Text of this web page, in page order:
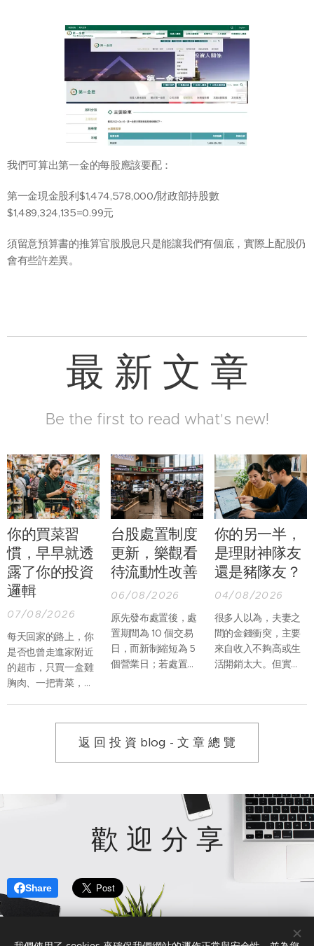
我們可算出第一金的每股應該要配：
第一金現金股利$1,474,578,000/財政部持股數
$1,489,324,135=0.99元
須留意預算書的推算官股股息只是能讓我們有個底，實際上配股仍
會有些許差異。
最 新 文 章
Be the first to read what's new!
你的買菜習
慣，早早就透
露了你的投資
邏輯
07/08/2026
每天回家的路上，你
是否也曾走進家附近
的超市，只買一盒雞
胸肉、一把青菜，再
買滿整週食材的畫
面，似乎正在慢慢改
台股處置制度
更新，樂觀看
待流動性改善
06/08/2026
原先發布處置後，處
置期間為 10 個交易
日，而新制縮短為 5
個營業日；若處置期
12 個營業日縮短為僅
延長至 7 個營業日。
你的另一半，
是理財神隊友
還是豬隊友？
04/08/2026
很多人以為，夫妻之
間的金錢衝突，主要
來自收入不夠高或生
活開銷太大。但實際
個人不知道該如何一
起管理錢。
返 回 投 資 blog - 文 章 總 覽
歡 迎 分 享
Share